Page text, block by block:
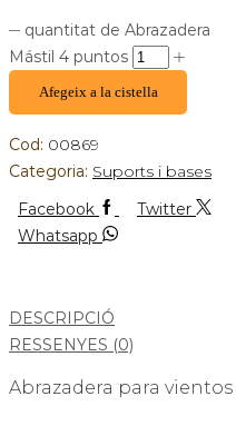
quantitat de Abrazadera
Mástil 4 puntos
Afegeix a la cistella
Cod: 00869
Categoria: Suports i bases
Facebook
Twitter
Whatsapp
DESCRIPCIÓ
RESSENYES (0)
Abrazadera para